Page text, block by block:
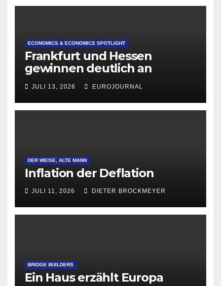
ECONOMICS & ECONOMICS SPOTLIGHT
Frankfurt und Hessen
gewinnen deutlich an
Attraktivität für Startup-
Gründungen
JULI 13, 2026 EUROJOURNAL
DER WEISE, ALTE MANN
Inflation der Deflation
JULI 11, 2026 DIETER BROCKMEYER
BRIDGE BUILDERS
Ein Haus erzählt Europa